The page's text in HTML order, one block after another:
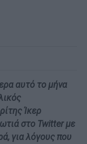
αυτό το μήνα
Ίκερ
στο Twitter με
για λόγους που